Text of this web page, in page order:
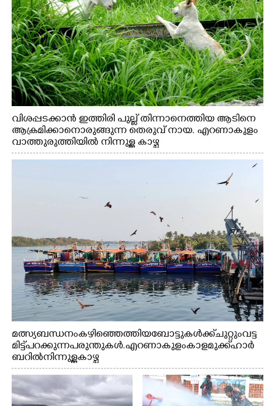
വിശപ്പടക്കാൻ ഇത്തിരി പുല്ല് തിന്നാനെത്തിയ ആടിനെ
ആക്രമിക്കാനൊരുങ്ങുന്ന തെരുവ് നായ. എറണാകുളം
വാത്തുരുത്തിയിൽ നിന്നുള്ള കാഴ്ച
മത്സ്യബന്ധനം കഴിഞ്ഞെത്തിയ ബോട്ടുകൾക്ക് ചുറ്റും വട്ട
മിട്ട് പറക്കുന്ന പരുന്തുകൾ. എറണാകുളം കാളമുക്ക് ഹാർ
ബറിൽ നിന്നുള്ള കാഴ്ച